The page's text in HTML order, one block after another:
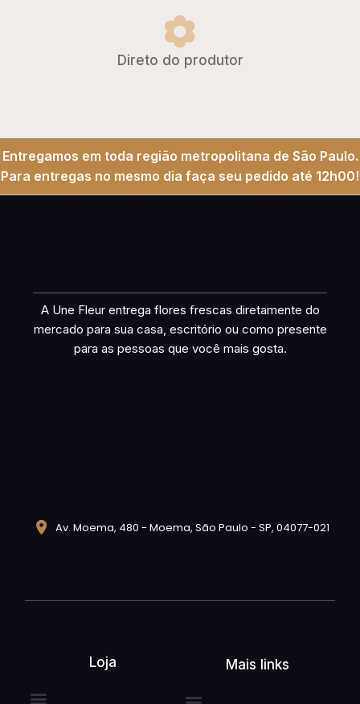
Direto do produtor
Entregamos em toda região metropolitana de São Paulo.
Para entregas no mesmo dia faça seu pedido até 12h00!
A Une Fleur entrega flores frescas diretamente do
mercado para sua casa, escritório ou como presente
para as pessoas que você mais gosta.
Av. Moema, 480 - Moema, São Paulo - SP, 04077-021
Loja Mais links